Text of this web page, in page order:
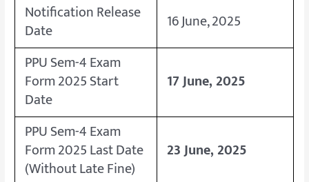
Notification Release
Date
16 June, 2025
PPU Sem-4 Exam
Form 2025 Start
Date
17 June, 2025
PPU Sem-4 Exam
Form 2025 Last Date
(Without Late Fine)
23 June, 2025